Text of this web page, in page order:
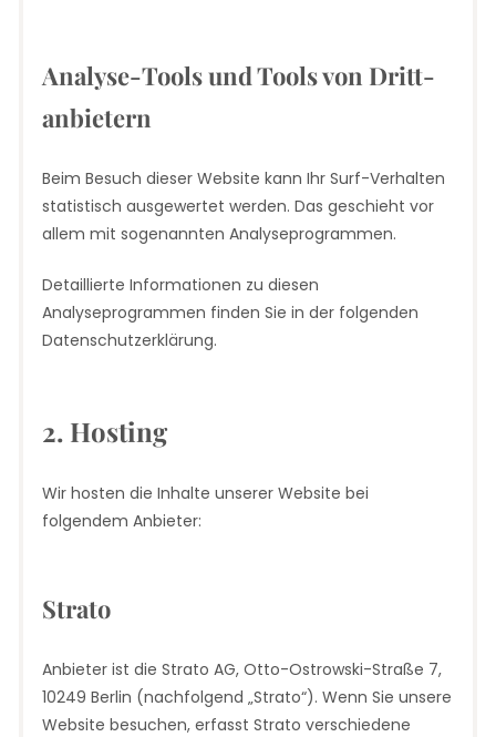
Analyse-Tools und Tools von Dritt­
anbietern
Beim Besuch dieser Website kann Ihr Surf-Verhalten
statistisch ausgewertet werden. Das geschieht vor
allem mit sogenannten Analyseprogrammen.
Detaillierte Informationen zu diesen
Analyseprogrammen finden Sie in der folgenden
Datenschutzerklärung.
2. Hosting
Wir hosten die Inhalte unserer Website bei
folgendem Anbieter:
Strato
Anbieter ist die Strato AG, Otto-Ostrowski-Straße 7,
10249 Berlin (nachfolgend „Strato“). Wenn Sie unsere
Website besuchen, erfasst Strato verschiedene